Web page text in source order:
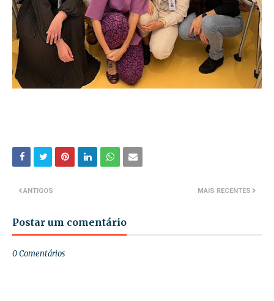
MAIS RECENTES
ANTIGOS
Postar um comentário
0 Comentários